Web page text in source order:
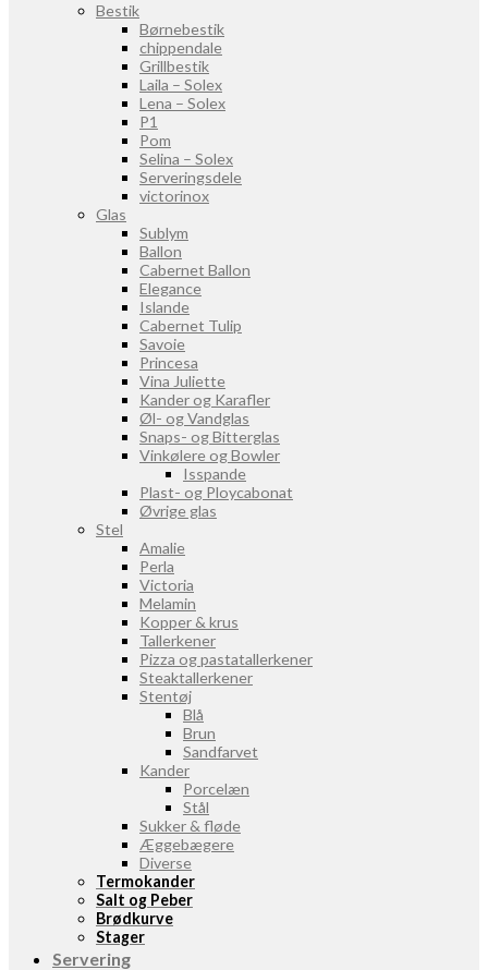
Bestik
Børnebestik
chippendale
Grillbestik
Laila – Solex
Lena – Solex
P1
Pom
Selina – Solex
Serveringsdele
victorinox
Glas
Sublym
Ballon
Cabernet Ballon
Elegance
Islande
Cabernet Tulip
Savoie
Princesa
Vina Juliette
Kander og Karafler
Øl- og Vandglas
Snaps- og Bitterglas
Vinkølere og Bowler
Isspande
Plast- og Ploycabonat
Øvrige glas
Stel
Amalie
Perla
Victoria
Melamin
Kopper & krus
Tallerkener
Pizza og pastatallerkener
Steaktallerkener
Stentøj
Blå
Brun
Sandfarvet
Kander
Porcelæn
Stål
Sukker & fløde
Æggebægere
Diverse
Termokander
Salt og Peber
Brødkurve
Stager
Servering